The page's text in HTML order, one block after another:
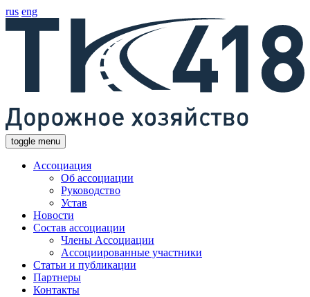
rus eng
toggle menu
Ассоциация
Об ассоциации
Руководство
Устав
Новости
Состав ассоциации
Члены Ассоциации
Ассоциированные участники
Статьи и публикации
Партнеры
Контакты